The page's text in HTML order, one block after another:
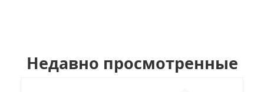
Недавно просмотренные